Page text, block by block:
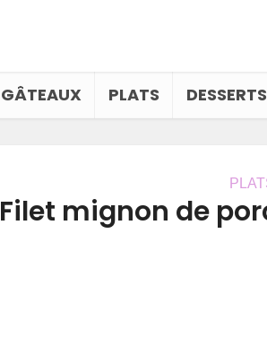
GÂTEAUX PLATS DESSERTS
Filet mignon de